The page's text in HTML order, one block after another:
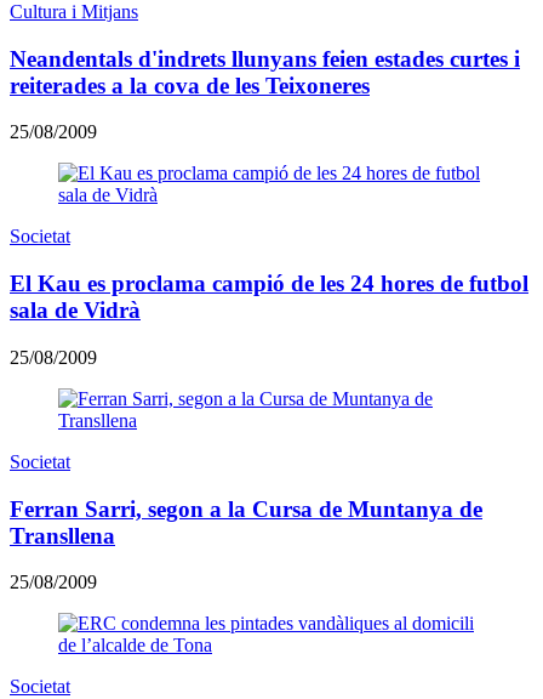
Cultura i Mitjans
Neandentals d'indrets llunyans feien estades curtes i
reiterades a la cova de les Teixoneres
25/08/2009
Societat
El Kau es proclama campió de les 24 hores de futbol
sala de Vidrà
25/08/2009
Societat
Ferran Sarri, segon a la Cursa de Muntanya de
Transllena
25/08/2009
Societat